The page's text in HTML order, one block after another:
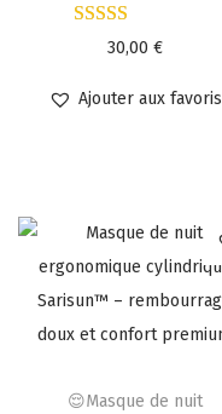
30,00 €
Ajouter aux favoris
😌Masque de nuit